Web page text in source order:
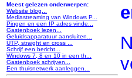
Meest gelezen onderwerpen:
Website blog...
Mediastreaming van Windows P...
Pingen en een IP adres vinde...
Gastenboek lezen...
Geluidsapparatuur aansluiten...
UTP, straight en cross ...
Schrijf een bericht...
Windows 7, 8 en 10 in een th...
Gastenboek schrijven...
Een thuisnetwerk aanleggen...